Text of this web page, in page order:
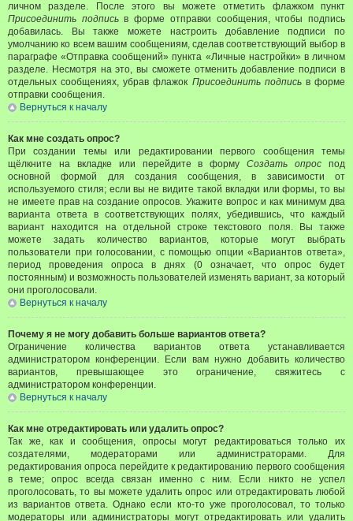
личном разделе. После этого вы можете отметить флажком пункт
Присоединить подписьв форме отправки сообщения, чтобы подпись
добавилась. Вы также можете настроить добавление подписи по
умолчанию ко всем вашим сообщениям, сделав соответствующий выбор в
параграфе «Отправка сообщений» пункта «Личные настройки» в личном
разделе. Несмотря на это, вы сможете отменить добавление подписи в
отдельных сообщениях, убрав флажок Присоединить подписьв форме
отправки сообщения.
Вернуться к началу
Как мне создать опрос?
При создании темы или редактировании первого сообщения темы
щёлкните на вкладке или перейдите в формуСоздать опрос под
основной формой для создания сообщения, в зависимости от
используемого стиля; если вы не видите такой вкладки или формы, то вы
не имеете прав на создание опросов. Укажите вопрос и как минимум два
варианта ответа в соответствующих полях, убедившись, что каждый
вариант находится на отдельной строке текстового поля. Вы также
можете задать количество вариантов, которые могут выбрать
пользователи при голосовании, с помощью опции «Вариантов ответа»,
период проведения опроса в днях (0 означает, что опрос будет
постоянным) и возможность пользователей изменять вариант, за который
они проголосовали.
Вернуться к началу
Почему я не могу добавить больше вариантов ответа?
Ограничение количества вариантов ответа устанавливается
администратором конференции. Если вам нужно добавить количество
вариантов, превышающее это ограничение, свяжитесь с
администратором конференции.
Вернуться к началу
Как мне отредактировать или удалить опрос?
Так же, как и сообщения, опросы могут редактироваться только их
создателями, модераторами или администраторами. Для
редактирования опроса перейдите к редактированию первого сообщения
в теме; опрос всегда связан именно с ним. Если никто не успел
проголосовать, то вы можете удалить опрос или отредактировать любой
из вариантов ответа. Однако если кто-то уже проголосовал, то только
модераторы или администраторы могут отредактировать или удалить